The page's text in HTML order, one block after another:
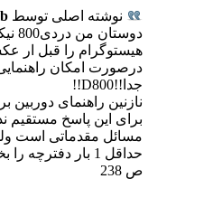
نوشته اصلی توسط
هیستوگرام را قبل ار
درصورت امکان
جدا!!D800!!
نازنین راهنمای دوربین
برای این پاسخ مستقیم
مسائل مقدماتی است
حداقل 1 بار دفترچه را بخوانید
ص 238